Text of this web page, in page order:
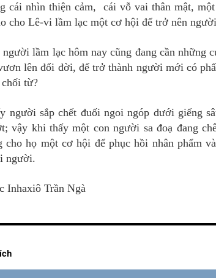
cái nhìn thiện cảm, cái vỗ vai thân mật,
cho Lê-vi lầm lạc một cơ hội để trở nên
người lầm lạc hôm nay cũng đang cần những
lên đổi đời, để trở thành người mới có
từ?
người sắp chết đuối ngoi ngóp dưới giếng
vậy khi thấy một con người sa đoạ đang
họ một cơ hội để phục hồi nhân phẩm
người.
Inhaxiô Trần Ngà